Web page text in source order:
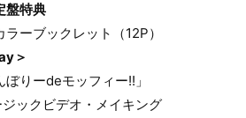
盤特典
ラーブックレット（12P）
＞
ぼりーdeモッフィー!!」
ックビデオ・メイキング